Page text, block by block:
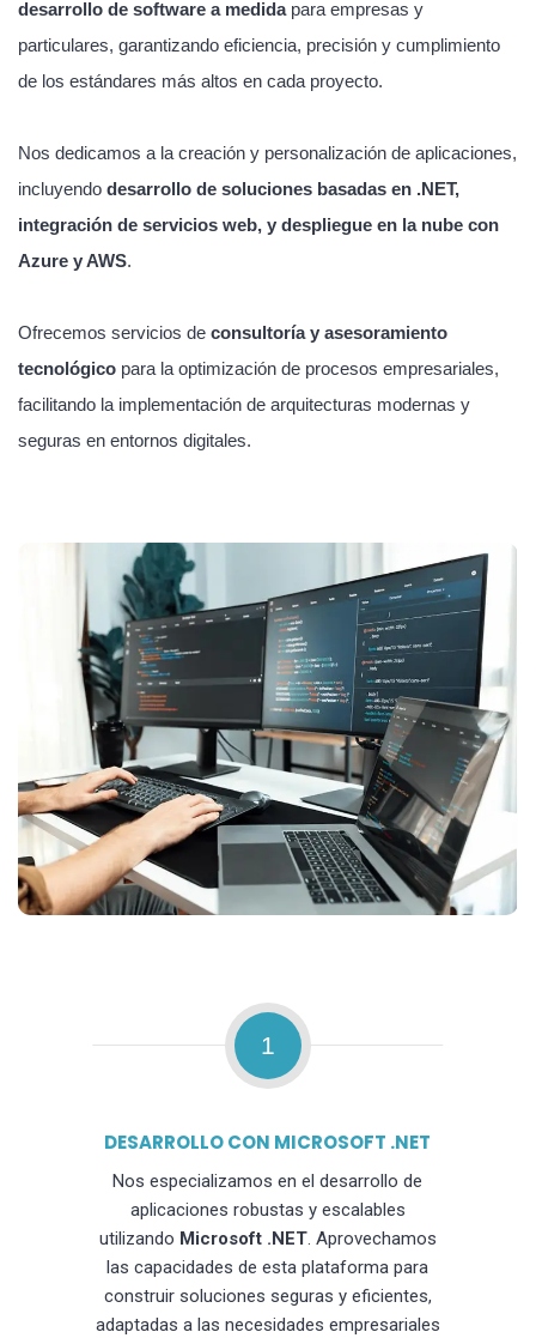
desarrollo de software a medidapara empresas y
particulares, garantizando eficiencia, precisión y cumplimiento
de los estándares más altos en cada proyecto.
Nos dedicamos a la creación y personalización de aplicaciones,
incluyendo desarrollo de soluciones basadas en .NET,
integración de servicios web, y despliegue en la nube con
Azure y AWS.
Ofrecemos servicios de consultoría y asesoramiento
tecnológico para la optimización de procesos empresariales,
facilitando la implementación de arquitecturas modernas y
seguras en entornos digitales.
1
DESARROLLO CON MICROSOFT .NET
Nos especializamos en el desarrollo de
aplicaciones robustas y escalables
utilizando Microsoft .NET. Aprovechamos
las capacidades de esta plataforma para
construir soluciones seguras y eficientes,
adaptadas a las necesidades empresariales